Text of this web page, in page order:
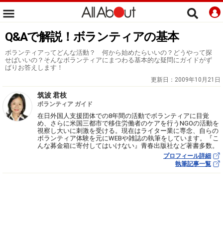
Q&Aで解説！ボランティアの基本
ボランティアってどんな活動？ 何から始めたらいいの？どうやって探
せばいいの？そんなボランティアにまつわる基本的な疑問にガイドがず
ばりお答えします！
更新日： 2009年10月21日
筑波 君枝
ボランティア ガイド
在日外国人支援団体での8年間の活動でボランティアに目覚
め、さらに米国三都市で移住労働者のケアを行うNGOの活動を
視察し大いに刺激を受ける。現在はライター業に専念、自らの
ボランティア体験を元にWEBや雑誌の執筆をしています。『こ
んな募金箱に寄付してはいけない』青春出版社など著書多数。
プロフィール詳細
執筆記事一覧